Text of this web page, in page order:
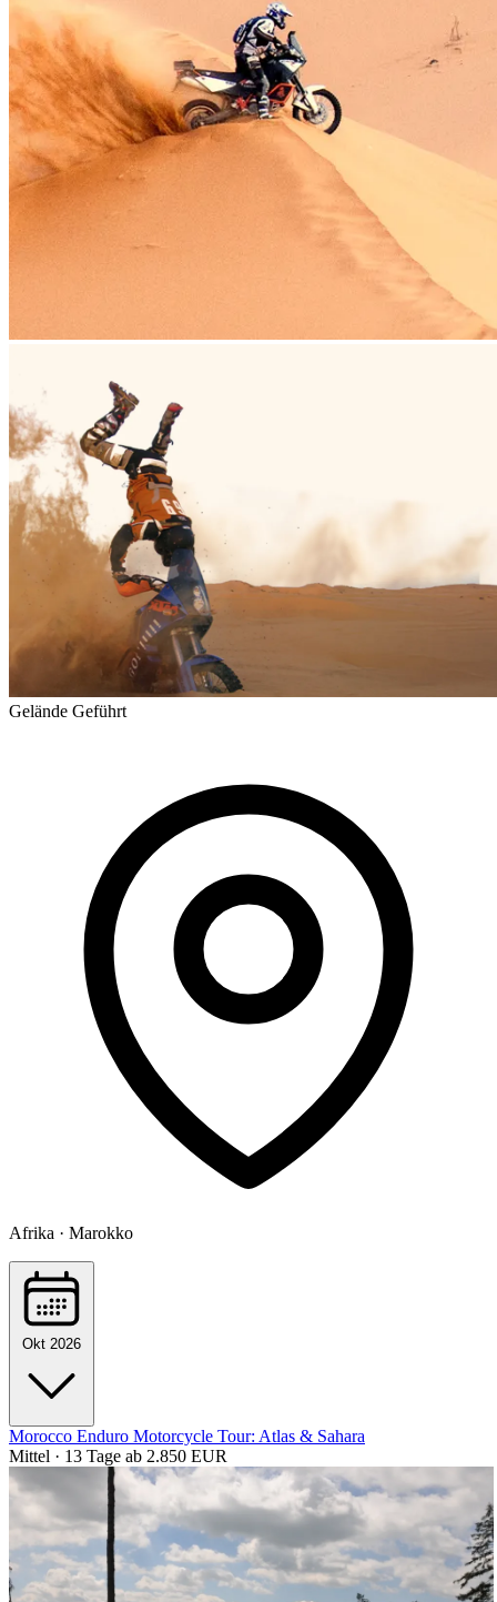
Gelände Geführt
Afrika · Marokko
Okt 2026
Morocco Enduro Motorcycle Tour: Atlas & Sahara
Mittel · 13 Tage ab 2.850 EUR